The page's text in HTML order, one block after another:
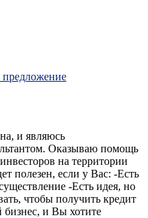
предложение
и являюсь
Оказываю помощь
на территории
полезен, если у Вас: -Есть
-Есть идея, но
чтобы получить кредит
бизнес, и Вы хотите